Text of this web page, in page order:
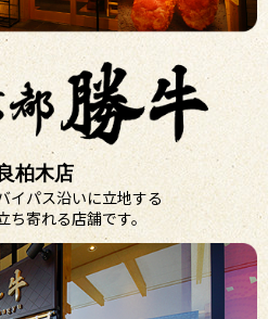
柏木店
イパス沿いに立地する
ち寄れる店舗です。